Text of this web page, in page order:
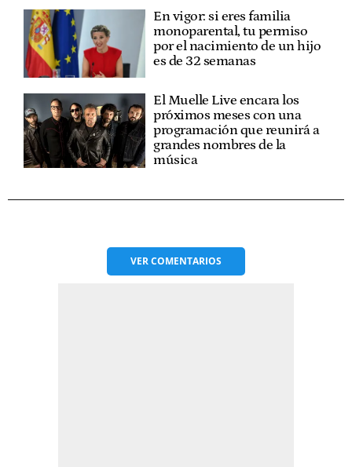
En vigor: si eres familia
monoparental, tu permiso
por el nacimiento de un hijo
es de 32 semanas
El Muelle Live encara los
próximos meses con una
programación que reunirá a
grandes nombres de la
música
VERCOMENTARIOS